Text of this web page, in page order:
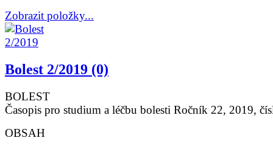
Zobrazit položky...
Bolest 2/2019 (0)
BOLEST
Časopis pro studium a léčbu bolesti Ročník 22, 2019,
OBSAH